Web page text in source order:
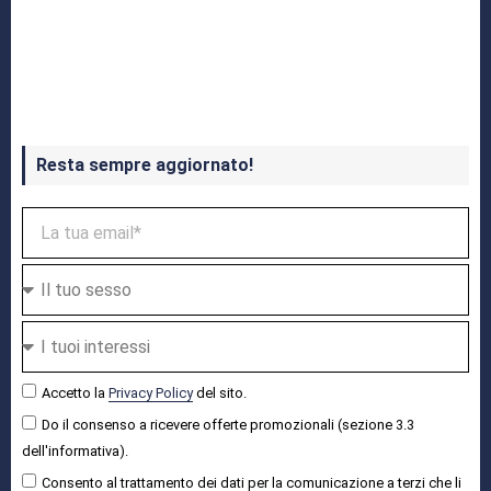
Resta sempre aggiornato!
Accetto la Privacy Policydel sito.
Do il consenso a ricevere offerte promozionali (sezione 3.3
dell'informativa).
Consento al trattamento dei dati per la comunicazione a terzi che li